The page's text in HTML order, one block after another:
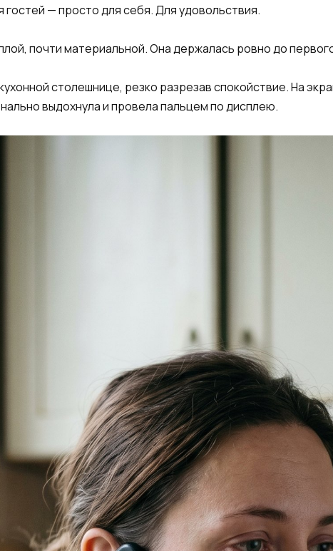
гостей — просто для себя. Для удовольствия.
почти материальной. Она держалась ровно до
столешнице, резко разрезав спокойствие. На
выдохнула и провела пальцем по дисплею.